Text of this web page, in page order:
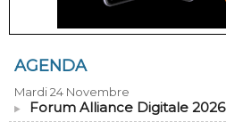
AGENDA
Mardi 24 Novembre
Forum Alliance Digitale 2026